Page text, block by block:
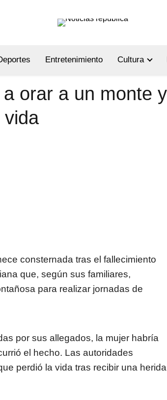
Entretenimiento Cultura
orar a un monte y
vida
consternada tras el fallecimiento
que, según sus familiares,
para realizar jornadas de
por sus allegados, la mujer habría
el hecho. Las autoridades
perdió la vida tras recibir una herida